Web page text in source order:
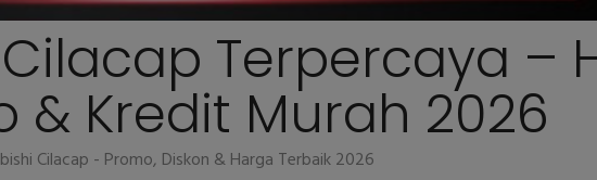
Terpercaya –
& Kredit Murah 2026
Cilacap - Promo, Diskon & Harga Terbaik 2026